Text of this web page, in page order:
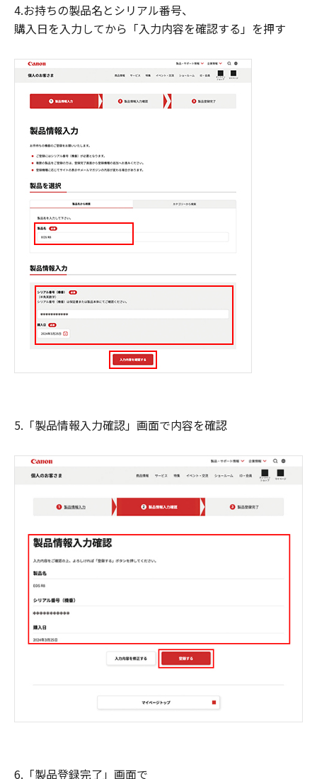
4.お持ちの製品名とシリアル番号、
購入日を入力してから「入力内容を確認する」を押す
5.「製品情報入力確認」画面で内容を確認
6.「製品登録完了」画面で